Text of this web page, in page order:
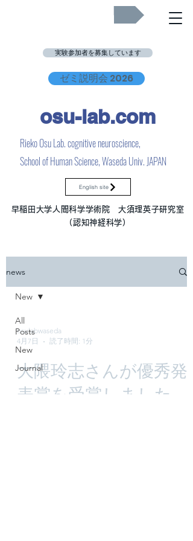
実験参加者を募集しています
osu-lab.com
Rieko Osu Lab. cognitive neuroscience,
School of Human Science, Waseda Univ. JAPAN
English site
早稲田大学人間科学学術院 大須理英子研究室
（認知神経科学）
ゼミ説明会 2026
news
All
Posts
New
Journal
New
osulabwaseda
4月7日
読了時間: 1分
大隈玲志さんが優秀発
表賞を受賞しました